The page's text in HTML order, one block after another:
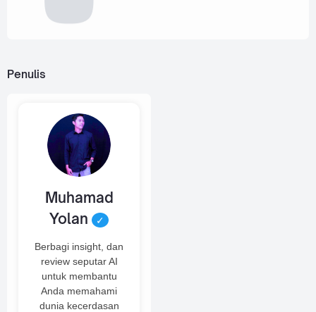
Penulis
Muhamad
Yolan
✓
Berbagi insight, dan
review seputar AI
untuk membantu
Anda memahami
dunia kecerdasan